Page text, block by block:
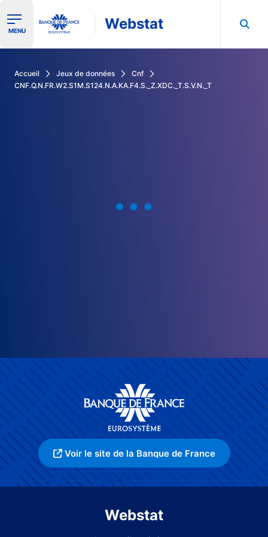
Ouvrir le menu de navigation
MENU Webstat
Accueil Jeux de données
Cnf
CNF.Q.N.FR.W2.S1M.S124.N.A.KA.F4.S._Z.XDC._T.S.V.N._T
Voir le site de la Banque de France
Webstat